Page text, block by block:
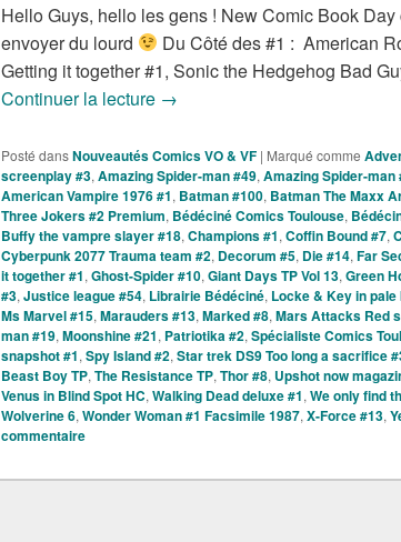
Hello Guys, hello les gens ! New Comic Book
envoyer du lourd
Du Côté des #1 : American
Getting it together #1, Sonic the Hedgehog Bad
Continuer la lecture Sorties des Comics VO de la
→
Posté dansNouveautés Comics VO & VF | Marqué comme
screenplay #3, Amazing Spider-man #49, Amazing Spider-man
American Vampire 1976 #1, Batman #100, Batman The Maxx
Three Jokers #2 Premium, Bédéciné Comics Toulouse,
Buffy the vampre slayer #18, Champions #1, Coffin Bound #7,
Cyberpunk 2077 Trauma team #2, Decorum #5, Die #14, Far
it together #1, Ghost-Spider #10, Giant Days TP Vol 13, Green
#3, Justice league #54, Librairie Bédéciné, Locke & Key in
Ms Marvel #15, Marauders #13, Marked #8, Mars Attacks Red
man #19, Moonshine #21, Patriotika #2, Spécialiste Comics
snapshot #1, Spy Island #2, Star trek DS9 Too long a sacrifice
Beast Boy TP, The Resistance TP, Thor #8, Upshot now
Venus in Blind Spot HC, Walking Dead deluxe #1, We only find
Wolverine 6, Wonder Woman #1 Facsimile 1987, X-Force #13,
commentaire